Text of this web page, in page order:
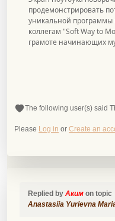
продемонстрировать
уникальной
коллегам "Soft Way to
грамоте начинающих
The following user(s) said
Please Log in or Create an
Replied by Аким on topic
Anastasiia Yurievna